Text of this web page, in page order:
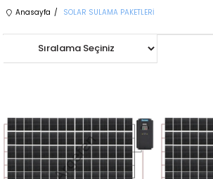
Anasayfa SOLAR SULAMA PAKETLERİ